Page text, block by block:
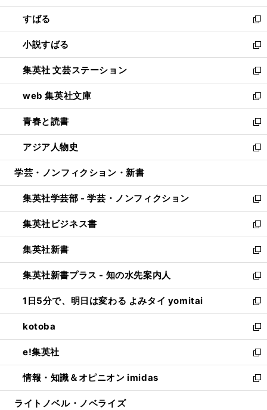
開
く
ウ
で
開
く
ン
ド
ウ
で
開
く
すばる
新
し
い
ウ
ィ
ン
ド
ウ
で
開
く
小説すばる
新
し
い
ウ
ィ
ン
ド
ウ
で
開
集英社 文芸ステーション
新
し
い
ウ
ィ
ン
ド
ウ
開
く
web 集英社文庫
新
し
い
ウ
ィ
ン
ウ
で
開
く
青春と読書
新
し
い
ウ
ン
ド
ウ
で
開
く
アジア人物史
新
し
ウ
ィ
ン
ド
ウ
で
開
く
学芸・ノンフィクション・新書
集英社学芸部 - 学芸・ノンフィクション
新
し
い
ウ
ィ
ン
ド
ウ
で
開
く
集英社ビジネス書
新
し
い
ウ
ィ
ン
ド
ウ
で
開
く
集英社新書
新
し
い
ウ
ィ
ン
ド
ウ
で
開
く
集英社新書プラス - 知の水先案内人
新
し
い
ウ
ィ
ン
ド
ウ
で
開
1日5分で、明日は変わる よみタイ yomitai
新
し
い
ウ
ィ
ン
ド
ウ
kotoba
新
し
い
ウ
ィ
ン
e!集英社
新
し
い
ウ
情報・知識＆オピニオン imidas
新
し
ライトノベル・ノベライズ